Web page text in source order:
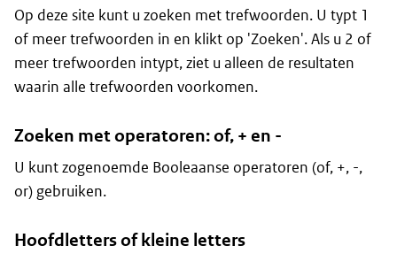
Op deze site kunt u zoeken met trefwoorden. U typt 1
of meer trefwoorden in en klikt op 'Zoeken'. Als u 2 of
meer trefwoorden intypt, ziet u alleen de resultaten
waarin alle trefwoorden voorkomen.
Zoeken met operatoren: of, + en -
U kunt zogenoemde Booleaanse operatoren (of, +, -,
or) gebruiken.
Hoofdletters of kleine letters